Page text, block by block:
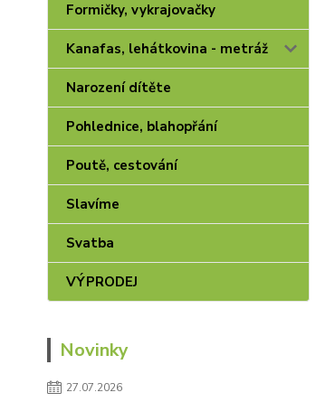
Formičky, vykrajovačky
Kanafas, lehátkovina - metráž
Narození dítěte
Pohlednice, blahopřání
Poutě, cestování
Slavíme
Svatba
VÝPRODEJ
Novinky
27.07.2026